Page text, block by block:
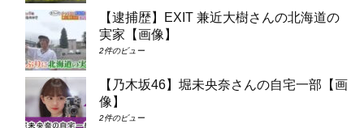
【逮捕歴】EXIT 兼近大樹さんの北海道の
実家【画像】
2件のビュー
【乃木坂46】堀未央奈さんの自宅一部【画
像】
2件のビュー